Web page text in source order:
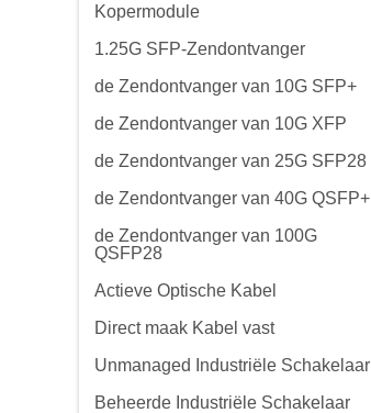
Kopermodule
1.25G SFP-Zendontvanger
de Zendontvanger van 10G SFP+
de Zendontvanger van 10G XFP
de Zendontvanger van 25G SFP28
de Zendontvanger van 40G QSFP+
de Zendontvanger van 100G
QSFP28
Actieve Optische Kabel
Direct maak Kabel vast
Unmanaged Industriële Schakelaar
Beheerde Industriële Schakelaar